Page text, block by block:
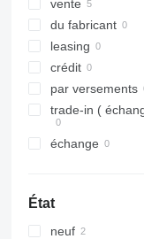
950
962
966
972
980
D series
vente
du fabricant
leasing
crédit
par versements
trade-in (
échange
État
neuf